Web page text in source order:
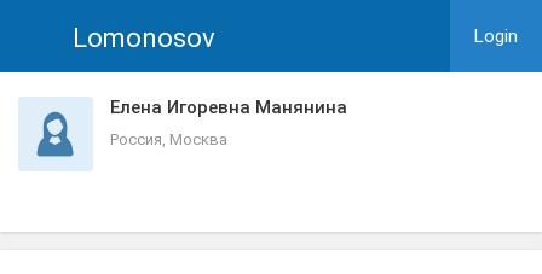
Lomonosov Login
Елена Игоревна Манянина
Россия, Москва